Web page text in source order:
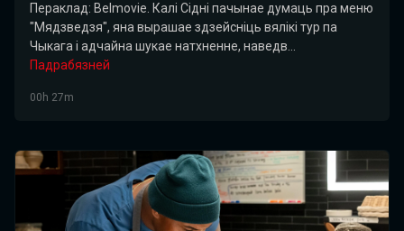
Пераклад: Belmovie. Калі Сідні пачынае думаць пра меню
"Мядзведзя", яна вырашае здзейсніць вялікі тур па
Чыкага і адчайна шукае натхненне, наведв...
Падрабязней
00h 27m